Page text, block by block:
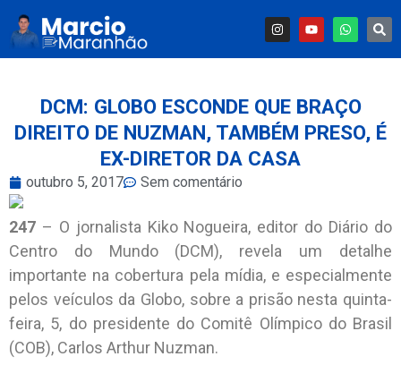
DCM: GLOBO ESCONDE QUE BRAÇO
DIREITO DE NUZMAN, TAMBÉM PRESO, É
EX-DIRETOR DA CASA
outubro 5, 2017 Sem comentário
247 – O jornalista Kiko Nogueira, editor do Diário do
Centro do Mundo (DCM), revela um detalhe
importante na cobertura pela mídia, e especialmente
pelos veículos da Globo, sobre a prisão nesta quinta-
feira, 5, do presidente do Comitê Olímpico do Brasil
(COB), Carlos Arthur Nuzman.